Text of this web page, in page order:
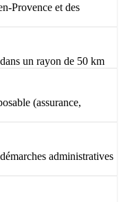
Provence et des
un rayon de 50 km
(assurance,
administratives